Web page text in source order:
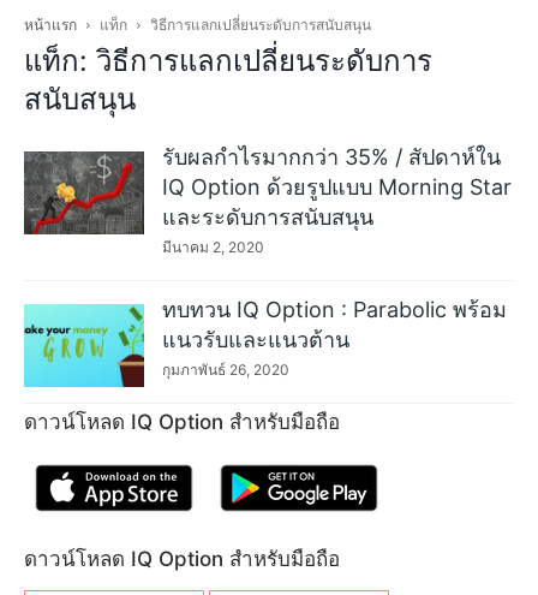
หน้าแรก แท็ก วิธีการแลกเปลี่ยนระดับการสนับสนุน
แท็ก: วิธีการแลกเปลี่ยนระดับการ
สนับสนุน
รับผลกำไรมากกว่า 35% / สัปดาห์ใน
IQ Option ด้วยรูปแบบ Morning Star
และระดับการสนับสนุน
มีนาคม 2, 2020
ทบทวน IQ Option : Parabolic พร้อม
แนวรับและแนวต้าน
กุมภาพันธ์ 26, 2020
ดาวน์โหลด IQ Option สำหรับมือถือ
ดาวน์โหลด IQ Option สำหรับมือถือ